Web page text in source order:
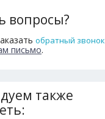
вопросы?
обратный звонок
письмо.
также